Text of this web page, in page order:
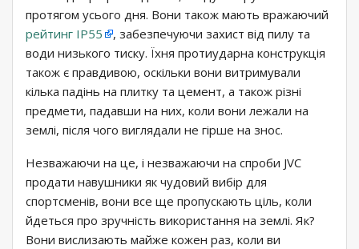
протягом усього дня. Вони також мають вражаючий
рейтинг IP55
, забезпечуючи захист від пилу та
води низького тиску. Їхня протиударна конструкція
також є правдивою, оскільки вони витримували
кілька падінь на плитку та цемент, а також різні
предмети, падавши на них, коли вони лежали на
землі, після чого виглядали не гірше на знос.
Незважаючи на це, і незважаючи на спроби JVC
продати навушники як чудовий вибір для
спортсменів, вони все ще пропускають ціль, коли
йдеться про зручність використання на землі. Як?
Вони вислизають майже кожен раз, коли ви